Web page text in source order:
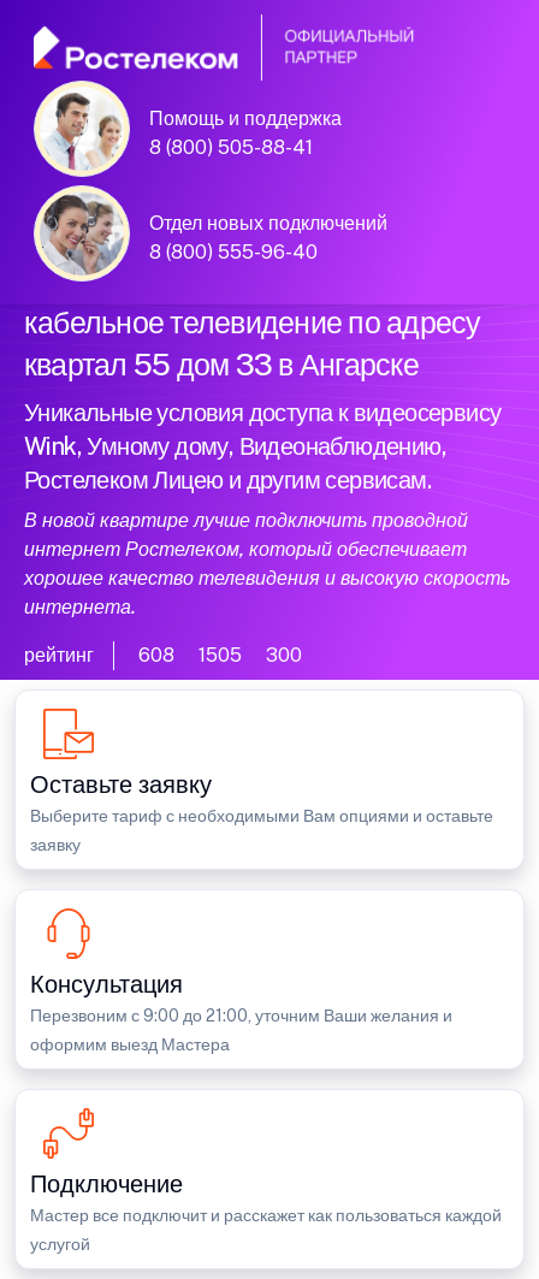
Помощь и поддержка
8 (800) 505-88-41
Отдел новых подключений
8 (800) 555-96-40
Официальный
партнер Ростелеком
Подключили новый интернет и
кабельное телевидение по адресу
квартал 55 дом 33 в Ангарске
Уникальные условия доступа к видеосервису
Wink, Умному дому, Видеонаблюдению,
Ростелеком Лицею и другим сервисам.
В новой квартире лучше подключить проводной
интернет Ростелеком, который обеспечивает
хорошее качество телевидения и высокую скорость
интернета.
рейтинг 608 1505 300
Оставьте заявку
Выберите тариф с необходимыми Вам опциями и оставьте
заявку
Консультация
Перезвоним с 9:00 до 21:00, уточним Ваши желания и
оформим выезд Мастера
Подключение
Мастер все подключит и расскажет как пользоваться каждой
услугой